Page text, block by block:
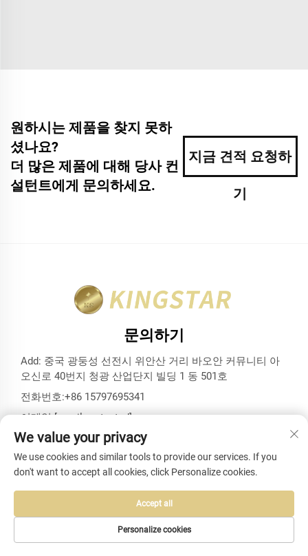
원하시는 제품을 찾지 못하
셨나요?
더 많은 제품에 대해 당사 컨
설턴트에게 문의하세요.
지금 견적 요청하
기
문의하기
Add: 중국 광둥성 선전시 위안산 거리 바오안 커뮤니티 아
오신로 40번지 청광 산업단지 빌딩 1 동 501호
전화번호:+86 15797695341
이메일:[email protected]
저작권 © 선전 킹스타 백스 앤드 케이스 유한회사. 모든 권리 보
유 -개인정보 보호정책-블로그
We value your privacy
We use cookies and similar tools to provide our services. If you
don't want to accept all cookies, click Personalize cookies.
Personalize cookies
Accept all